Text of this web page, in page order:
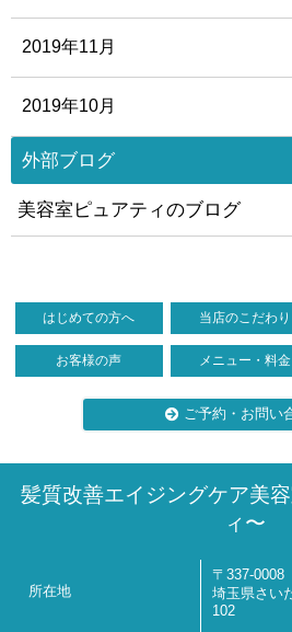
2019年11月
2019年10月
外部ブログ
美容室ピュアティのブログ
はじめての方へ 当店のこだわり
お客様の声 メニュー・料金
ご予約・お問い
髪質改善エイジングケア美
ィ〜
所在地
〒337-0008
埼玉県さい
102